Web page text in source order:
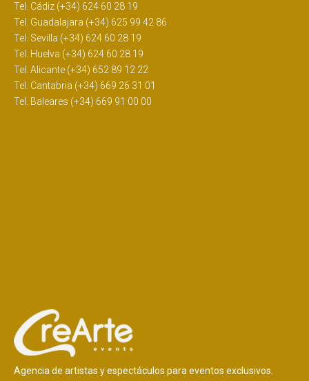
Tel. Cádiz (+34) 624 60 28 19
Tel. Guadalajara (+34) 625 99 42 86
Tel. Sevilla (+34) 624 60 28 19
Tel. Huelva (+34) 624 60 28 19
Tel. Alicante (+34) 652 89 12 22
Tel. Cantabria (+34) 669 26 31 01
Tel. Baleares (+34) 669 91 00 00
Agencia de artistas y espectáculos para eventos exclusivos.